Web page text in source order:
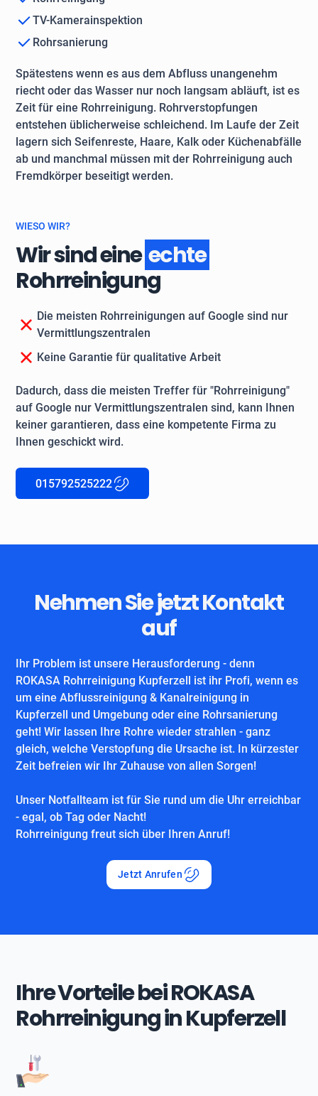
TV-Kamerainspektion
Rohrsanierung
Spätestens wenn es aus dem Abfluss unangenehm
riecht oder das Wasser nur noch langsam abläuft, ist es
Zeit für eine Rohrreinigung. Rohrverstopfungen
entstehen üblicherweise schleichend. Im Laufe der Zeit
lagern sich Seifenreste, Haare, Kalk oder Küchenabfälle
ab und manchmal müssen mit der Rohrreinigung auch
Fremdkörper beseitigt werden.
WIESO WIR?
Wir sind eineechte
Rohrreinigung
Die meisten Rohrreinigungen auf Google sind nur
Vermittlungszentralen
Keine Garantie für qualitative Arbeit
Dadurch, dass die meisten Treffer für "Rohrreinigung"
auf Google nur Vermittlungszentralen sind, kann Ihnen
keiner garantieren, dass eine kompetente Firma zu
Ihnen geschickt wird.
015792525222
Nehmen Sie jetzt Kontakt
auf
Ihr Problem ist unsere Herausforderung - denn
ROKASA Rohrreinigung Kupferzell ist ihr Profi, wenn es
um eine Abflussreinigung & Kanalreinigung in
Kupferzell und Umgebung oder eine Rohrsanierung
geht! Wir lassen Ihre Rohre wieder strahlen - ganz
gleich, welche Verstopfung die Ursache ist. In kürzester
Zeit befreien wir Ihr Zuhause von allen Sorgen!
Unser Notfallteam ist für Sie rund um die Uhr erreichbar
- egal, ob Tag oder Nacht!
Rohrreinigung freut sich über Ihren Anruf!
Jetzt Anrufen
Ihre Vorteile bei ROKASA
Rohrreinigung in Kupferzell